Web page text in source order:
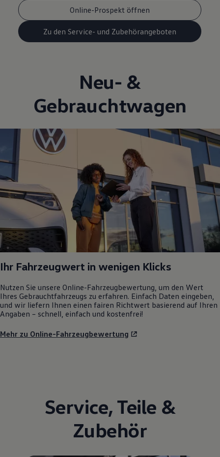
Online-Prospekt öffnen
Zu den Service- und Zubehörangeboten
Neu- &
Gebrauchtwagen
Ihr Fahrzeugwert in wenigen Klicks
Nutzen Sie unsere Online-Fahrzeugbewertung, um den Wert
Ihres Gebrauchtfahrzeugs zu erfahren. Einfach Daten eingeben,
und wir liefern Ihnen einen fairen Richtwert basierend auf Ihren
Angaben – schnell, einfach und kostenfrei!
Mehr zu Online-Fahrzeugbewertung
Service, Teile &
Zubehör